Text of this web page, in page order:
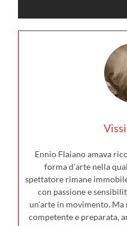
Ennio Flaiano amava
forma d’arte nella
spettatore rimane
con passione e
un’arte in movimento.
competente e preparata,